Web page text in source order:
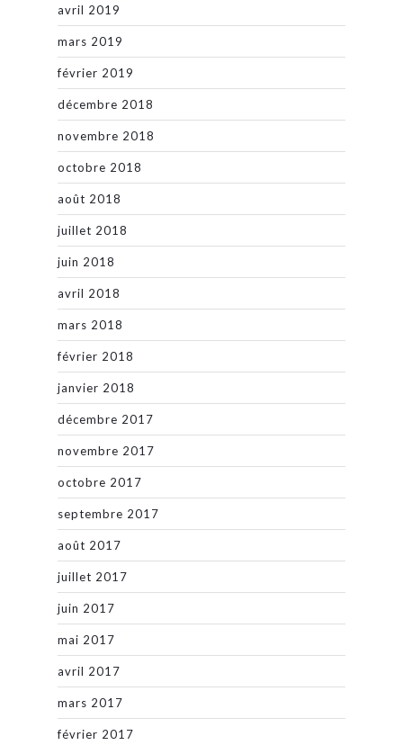
avril 2019
mars 2019
février 2019
décembre 2018
novembre 2018
octobre 2018
août 2018
juillet 2018
juin 2018
avril 2018
mars 2018
février 2018
janvier 2018
décembre 2017
novembre 2017
octobre 2017
septembre 2017
août 2017
juillet 2017
juin 2017
mai 2017
avril 2017
mars 2017
février 2017